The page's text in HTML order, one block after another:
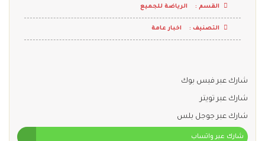
القسم : الرياضة للجميع
التصنيف : اخبار عامة
شارك عبر فيس بوك
شارك عبر تويتر
شارك عبر جوجل بلس
شارك عبر واتساب